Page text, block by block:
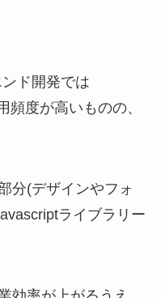
ド開発では
頻度が高いものの、
分(デザインやフォ
ライブラリー